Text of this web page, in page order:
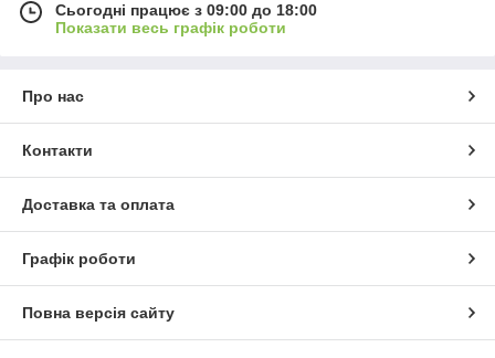
Сьогодні працює з 09:00 до 18:00
Показати весь графік роботи
Про нас
Контакти
Доставка та оплата
Графік роботи
Повна версія сайту